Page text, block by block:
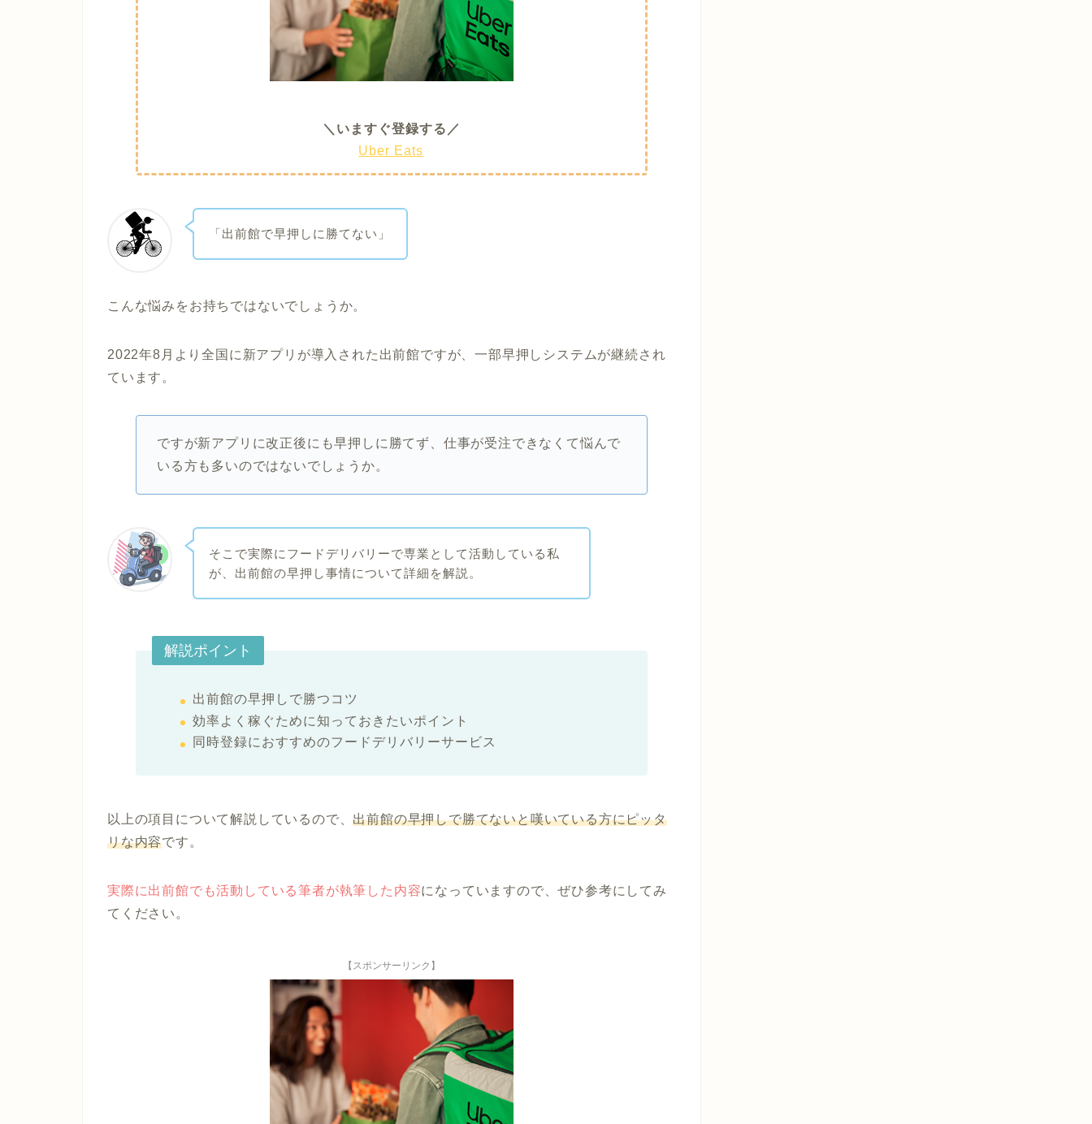
＼いますぐ登録する／
Uber Eats
「出前館で早押しに勝てない」
こんな悩みをお持ちではないでしょうか。
2022年8月より全国に新アプリが導入された出前館ですが、一部早押しシステムが継続され
ています。
ですが新アプリに改正後にも早押しに勝てず、仕事が受注できなくて悩んで
いる方も多いのではないでしょうか。
そこで実際にフードデリバリーで専業として活動している私
が、出前館の早押し事情について詳細を解説。
解説ポイント
出前館の早押しで勝つコツ
効率よく稼ぐために知っておきたいポイント
同時登録におすすめのフードデリバリーサービス
以上の項目について解説しているので、出前館の早押しで勝てないと嘆いている方にピッタ
リな内容です。
実際に出前館でも活動している筆者が執筆した内容になっていますので、ぜひ参考にしてみ
てください。
【スポンサーリンク】